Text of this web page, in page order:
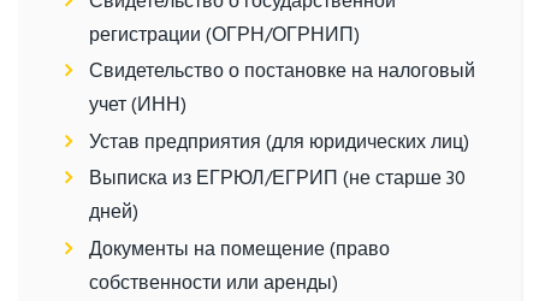
регистрации (ОГРН/ОГРНИП)
Свидетельство о постановке на налоговый
учет (ИНН)
Устав предприятия (для юридических лиц)
Выписка из ЕГРЮЛ/ЕГРИП (не старше 30
дней)
Документы на помещение (право
собственности или аренды)